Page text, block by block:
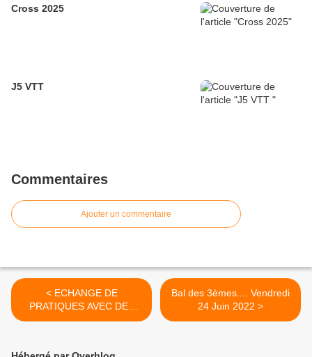
Cross 2025
J5 VTT
Commentaires
Ajouter un commentaire
< ECHANGE DE
PRATIQUES AVEC DES
ELEVES ESPAGNOLS
Bal des 3èmes.... Vendredi
24 Juin 2022 >